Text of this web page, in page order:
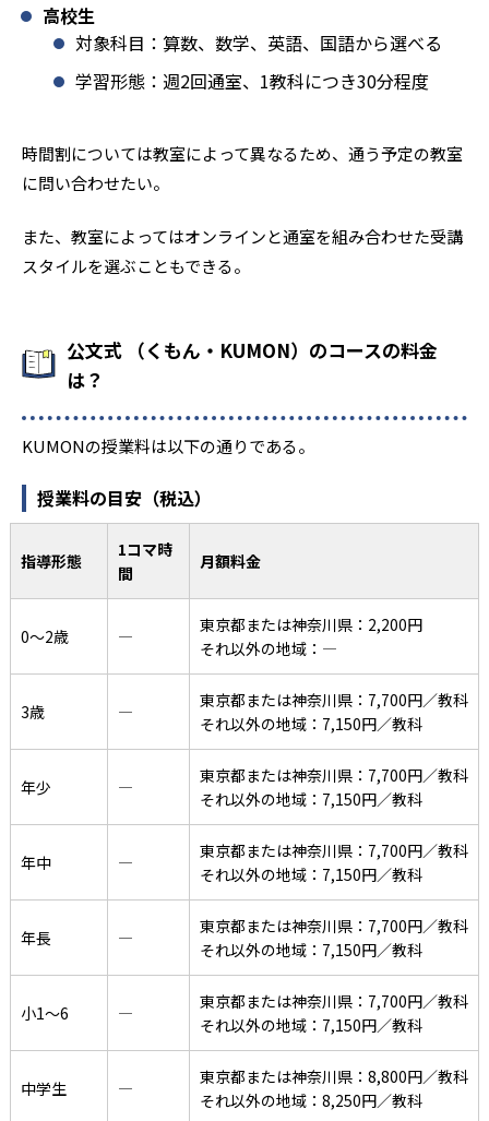
高校生
対象科目：算数、数学、英語、国語から選べる
学習形態：週2回通室、1教科につき30分程度
時間割については教室によって異なるため、通う予定の教室
に問い合わせたい。
また、教室によってはオンラインと通室を組み合わせた受講
スタイルを選ぶこともできる。
公文式 （くもん・KUMON）のコースの料金
は？
KUMONの授業料は以下の通りである。
授業料の目安（税込）
指導形態
1コマ時
間
月額料金
0〜2歳 ―
東京都または神奈川県：2,200円
それ以外の地域：―
3歳 ―
東京都または神奈川県：7,700円／教科
それ以外の地域：7,150円／教科
年少 ―
東京都または神奈川県：7,700円／教科
それ以外の地域：7,150円／教科
年中 ―
東京都または神奈川県：7,700円／教科
それ以外の地域：7,150円／教科
年長 ―
東京都または神奈川県：7,700円／教科
それ以外の地域：7,150円／教科
小1〜6 ―
東京都または神奈川県：7,700円／教科
それ以外の地域：7,150円／教科
中学生 ―
東京都または神奈川県：8,800円／教科
それ以外の地域：8,250円／教科